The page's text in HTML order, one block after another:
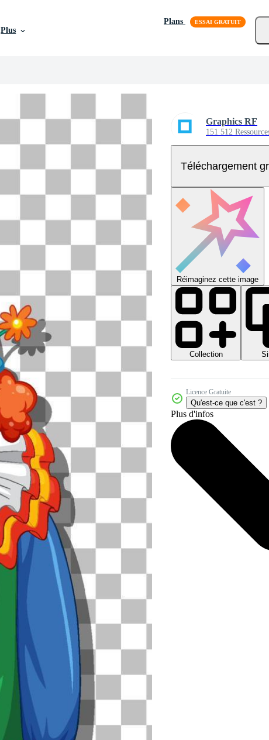
Plus
Plans
Graphics RF
151 512
Téléchargement
Réimaginez cette image
Collection
Licence Gratuite
Qu'est-ce que c'est ?
Plus d'infos